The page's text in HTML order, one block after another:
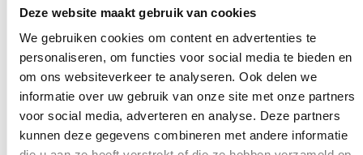
Deze website maakt gebruik van cookies
We gebruiken cookies om content en advertenties te
personaliseren, om functies voor social media te bieden en
om ons websiteverkeer te analyseren. Ook delen we
informatie over uw gebruik van onze site met onze partners
voor social media, adverteren en analyse. Deze partners
kunnen deze gegevens combineren met andere informatie